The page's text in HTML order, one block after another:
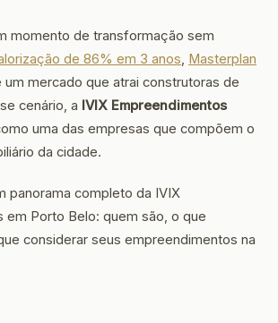
momento de transformação sem
de 86% em 3 anos, Masterplan
um mercado que atrai construtoras de
cenário, a IVIX Empreendimentos
uma das empresas que compõem o
da cidade.
panorama completo da IVIX
em Porto Belo: quem são, o que
considerar seus empreendimentos na